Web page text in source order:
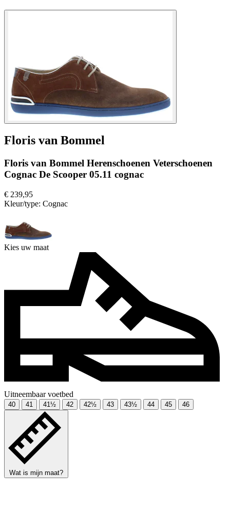
Floris van Bommel
Floris van Bommel Herenschoenen Veterschoenen
Cognac De Scooper 05.11 cognac
€ 239,95
Kleur/type: Cognac
Kies uw maat
Uitneembaar voetbed
40 41 41½ 42 42½ 43 43½ 44 45 46
Wat is mijn maat?